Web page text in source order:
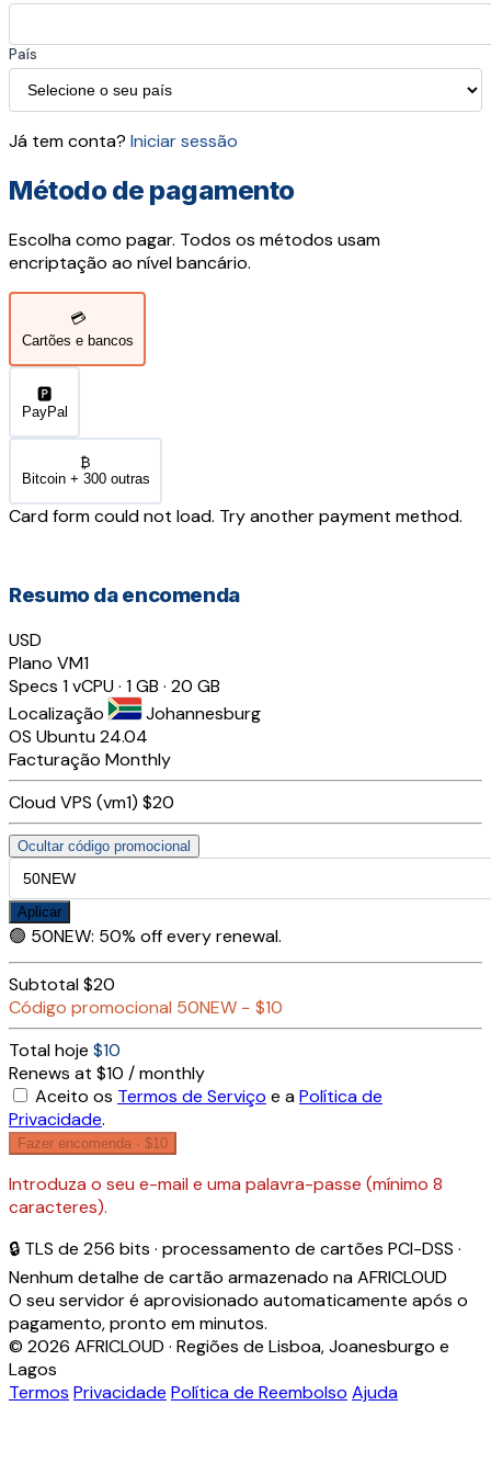
País
Já tem conta? Iniciar sessão
Método de pagamento
Escolha como pagar. Todos os métodos usam
encriptação ao nível bancário.
💳
Cartões e bancos
🅿️
PayPal
₿
Bitcoin + 300 outras
Card form could not load. Try another payment method.
Resumo da encomenda
USD
Plano VM1
Specs 1 vCPU · 1 GB · 20 GB
Localização
Johannesburg
OS Ubuntu 24.04
Facturação Monthly
Cloud VPS (vm1) $20
Ocultar código promocional
Aplicar
🟢 50NEW: 50% off every renewal.
Subtotal$20
Código promocional 50NEW − $10
Total hoje $10
Renews at $10 / monthly
Aceito os Termos de Serviço e aPolítica de
Privacidade.
Fazer encomenda · $10
Introduza o seu e-mail e uma palavra-passe (mínimo 8
caracteres).
🔒 TLS de 256 bits · processamento de cartões PCI-DSS ·
Nenhum detalhe de cartão armazenado na AFRICLOUD
O seu servidor é aprovisionado automaticamente após o
pagamento, pronto em minutos.
© 2026 AFRICLOUD · Regiões de Lisboa, Joanesburgo e
Lagos
Termos Privacidade Política de Reembolso Ajuda